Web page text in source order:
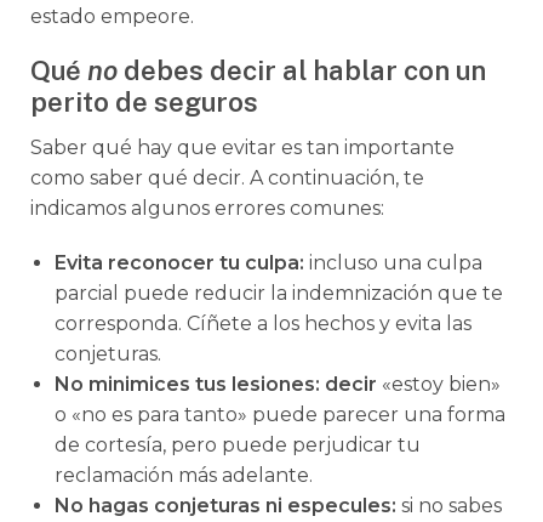
estado empeore.
Qué no debes decir al hablar con un
perito de seguros
Saber qué hay que evitar es tan importante
como saber qué decir. A continuación, te
indicamos algunos errores comunes:
Evita reconocer tu culpa: incluso una culpa
parcial puede reducir la indemnización que te
corresponda. Cíñete a los hechos y evita las
conjeturas.
No minimices tus lesiones: decir «estoy bien»
o «no es para tanto» puede parecer una forma
de cortesía, pero puede perjudicar tu
reclamación más adelante.
No hagas conjeturas ni especules: si no sabes